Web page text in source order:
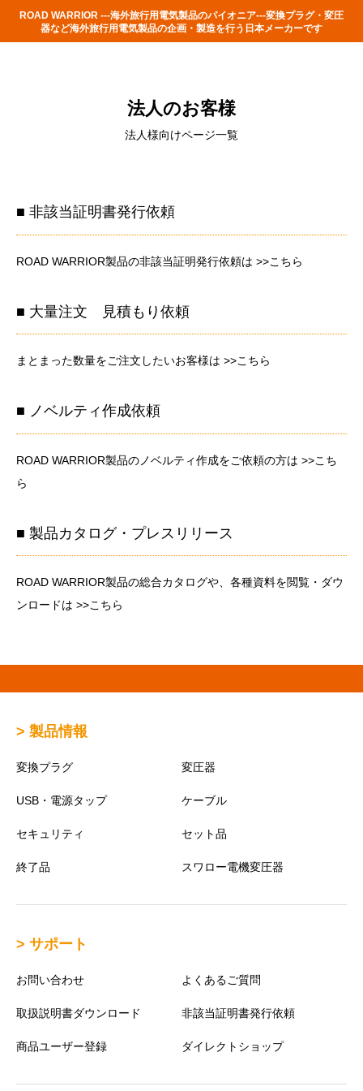
ROAD WARRIOR ---海外旅行用電気製品のパイオニア---変換プラグ・変圧
器など海外旅行用電気製品の企画・製造を行う日本メーカーです
法人のお客様
法人様向けページ一覧
■ 非該当証明書発行依頼
ROAD WARRIOR製品の非該当証明発行依頼は >>こちら
■ 大量注文 見積もり依頼
まとまった数量をご注文したいお客様は >>こちら
■ ノベルティ作成依頼
ROAD WARRIOR製品のノベルティ作成をご依頼の方は >>こち
ら
■ 製品カタログ・プレスリリース
ROAD WARRIOR製品の総合カタログや、各種資料を閲覧・ダウ
ンロードは >>こちら
> 製品情報
変換プラグ 変圧器
USB・電源タップ ケーブル
セキュリティ セット品
終了品 スワロー電機変圧器
> サポート
お問い合わせ よくあるご質問
取扱説明書ダウンロード 非該当証明書発行依頼
商品ユーザー登録 ダイレクトショップ